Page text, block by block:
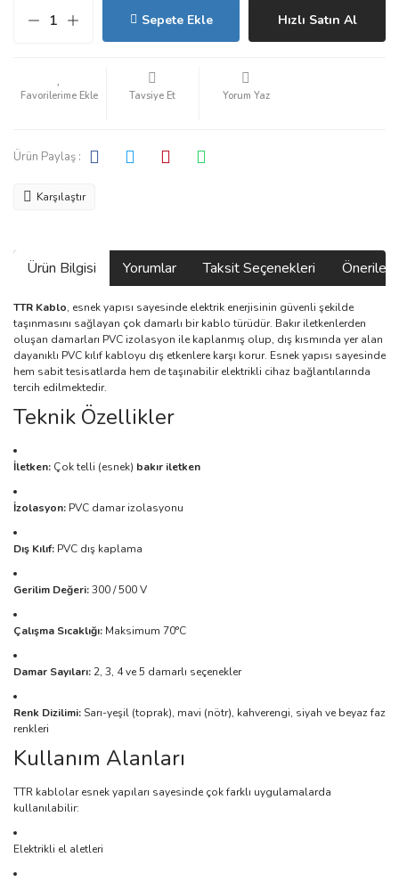
Sepete Ekle Hızlı Satın Al
Tavsiye Et Yorum Yaz
Ürün Paylaş :
Karşılaştır
Ürün Bilgisi Yorumlar Taksit Seçenekleri
TTR Kablo, esnek yapısı sayesinde elektrik enerjisinin güvenli şekilde
taşınmasını sağlayan çok damarlı bir kablo türüdür. Bakır iletkenlerden
oluşan damarları PVC izolasyon ile kaplanmış olup, dış kısmında yer alan
dayanıklı PVC kılıf kabloyu dış etkenlere karşı korur. Esnek yapısı sayesinde
hem sabit tesisatlarda hem de taşınabilir elektrikli cihaz bağlantılarında
tercih edilmektedir.
Teknik Özellikler
İletken: Çok telli (esnek) bakır iletken
İzolasyon: PVC damar izolasyonu
Dış Kılıf: PVC dış kaplama
Gerilim Değeri:300 / 500 V
Çalışma Sıcaklığı: Maksimum 70°C
Damar Sayıları:2, 3, 4 ve 5 damarlı seçenekler
Renk Dizilimi:Sarı-yeşil (toprak), mavi (nötr), kahverengi, siyah ve beyaz faz
renkleri
Kullanım Alanları
TTR kablolar esnek yapıları sayesinde çok farklı uygulamalarda
kullanılabilir:
Elektrikli el aletleri